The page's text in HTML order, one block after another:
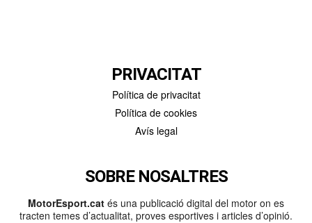
PRIVACITAT
Política de privacitat
Política de cookies
Avís legal
SOBRE NOSALTRES
MotorEsport.cat és una publicació digital del motor on es
tracten temes d’actualitat, proves esportives i articles d’opinió.